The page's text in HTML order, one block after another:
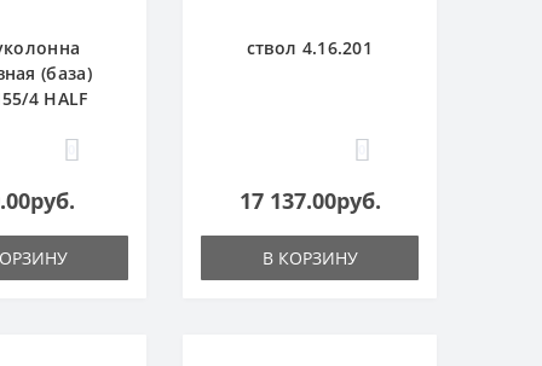
(база)
4 HALF
ствол 4.16.201
17 137.00руб.
В КОРЗИНУ